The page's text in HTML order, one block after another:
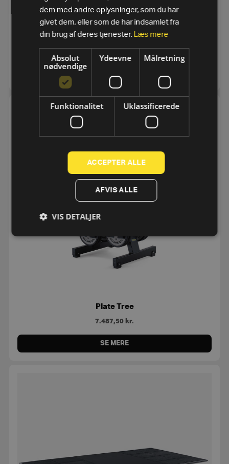
Plate Tree
7.487,50 kr.
SE MERE
dem med andre oplysninger, som du har
givet dem, eller som de har indsamlet fra
din brug af deres tjenester. Læs mere
Absolut
nødvendige
Ydeevne Målretning
Funktionalitet Uklassificerede
ACCEPTER ALLE
AFVIS ALLE
VIS DETALJER